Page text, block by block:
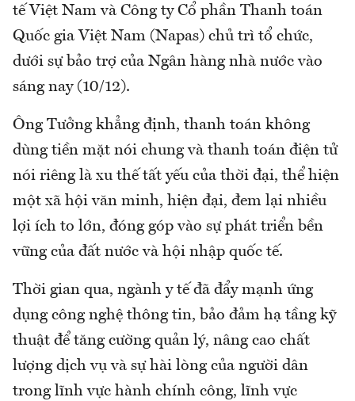
tế Việt Nam và Công ty Cổ phần Thanh toán
Quốc gia Việt Nam (Napas) chủ trì tổ chức,
dưới sự bảo trợ của Ngân hàng nhà nước vào
sáng nay (10/12).
Ông Tưởng khẳng định, thanh toán không
dùng tiền mặt nói chung và thanh toán điện tử
nói riêng là xu thế tất yếu của thời đại, thể hiện
một xã hội văn minh, hiện đại, đem lại nhiều
lợi ích to lớn, đóng góp vào sự phát triển bền
vững của đất nước và hội nhập quốc tế.
Thời gian qua, ngành y tế đã đẩy mạnh ứng
dụng công nghệ thông tin, bảo đảm hạ tầng kỹ
thuật để tăng cường quản lý, nâng cao chất
lượng dịch vụ và sự hài lòng của người dân
trong lĩnh vực hành chính công, lĩnh vực